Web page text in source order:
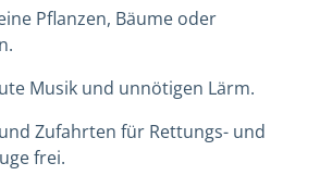
Pflanzen, Bäume oder
Musik und unnötigen Lärm.
Zufahrten für Rettungs- und
frei.